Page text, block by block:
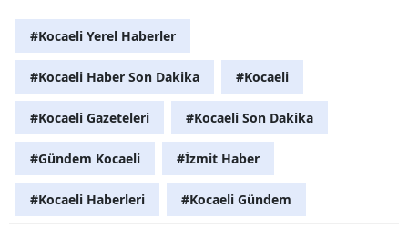
#Kocaeli Yerel Haberler
#Kocaeli Haber Son Dakika #Kocaeli
#Kocaeli Gazeteleri #Kocaeli Son Dakika
#Gündem Kocaeli #İzmit Haber
#Kocaeli Haberleri #Kocaeli Gündem